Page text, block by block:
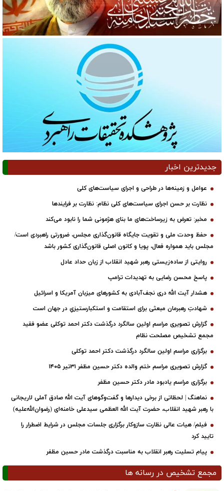
جدیدترین اخبار
عوامل و زمینه‌ها در طراحی و اجرای سیاست‌های کلی
نظارت بر حسن اجرای سیاست‌های کلی نظام: نظارت بر فرایندها
مخبر: تعرض به زیرساخت‌های ما بنای هژمونی شما را نابود می‌کند
حفظ وحدت ملی و تقویت جایگاه قانون‌گذاری مجلس، ضرورتی راهبردی است/
مجلس باید همواره فعال، پویا و کانون اصلی قانون‌گذاری کشور باشد
روایتی از ساده‌زیستی رهبر شهید انقلاب از زبان حداد عادل
پاسخ محسن رضایی به تهدیدات ترامپ
هشدار آیت الله دری نجف‌آبادی به کشورهای میزبان آمریکا و اسرائیل
شهادتِ رهبرمان مبعثی برای استقامت و استکبارستیزیِ در جهان است
گزارش تصویری مراسم اولین سالگرد درگذشت دکتر احمد توکلی عضو فقید
مجمع تشخیص مصلحت نظام
برگزاری مراسم اولین سالگرد درگذشت دکتر احمد توکلی
گزارش تصویری مراسم ختم والده دکتر حسین مظفر ۳۱تیر ۱۴۰۵
برگزاری مراسم یادبود مادر دکتر حسین مظفر
نماهنگ | لحظاتی از برخی دیدارها و گفت‌وگوهای آیت ‌الله صادق آملی لاریجانی
با رهبر شهید انقلاب، حضرت آیت‌ الله العظمی سیدعلی خامنه‌ای (رضوان‌الله‌علیه)
فیلم/ هیات عالی نظارت سازوکار برگزاری جلسات مجلس در شرایط اضطرار را
تایید کرد
پیام تسلیت رهبر انقلاب به مناسبت درگذشت مادر حسین مظفر
مجمع تشخیص در رسانه ها